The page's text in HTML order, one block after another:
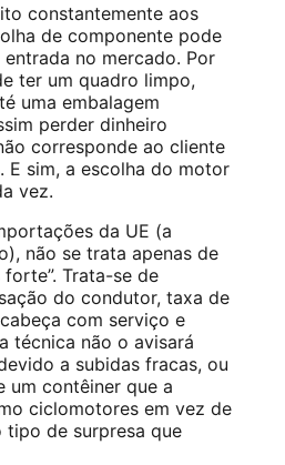
constantemente aos
de componente pode
no mercado. Por
ter um quadro limpo,
uma embalagem
perder dinheiro
corresponde ao cliente
E sim, a escolha do motor
vez.
da UE (a
não se trata apenas de
Trata-se de
do condutor, taxa de
com serviço e
técnica não o avisará
a subidas fracas, ou
um contêiner que a
ciclomotores em vez de
tipo de surpresa que